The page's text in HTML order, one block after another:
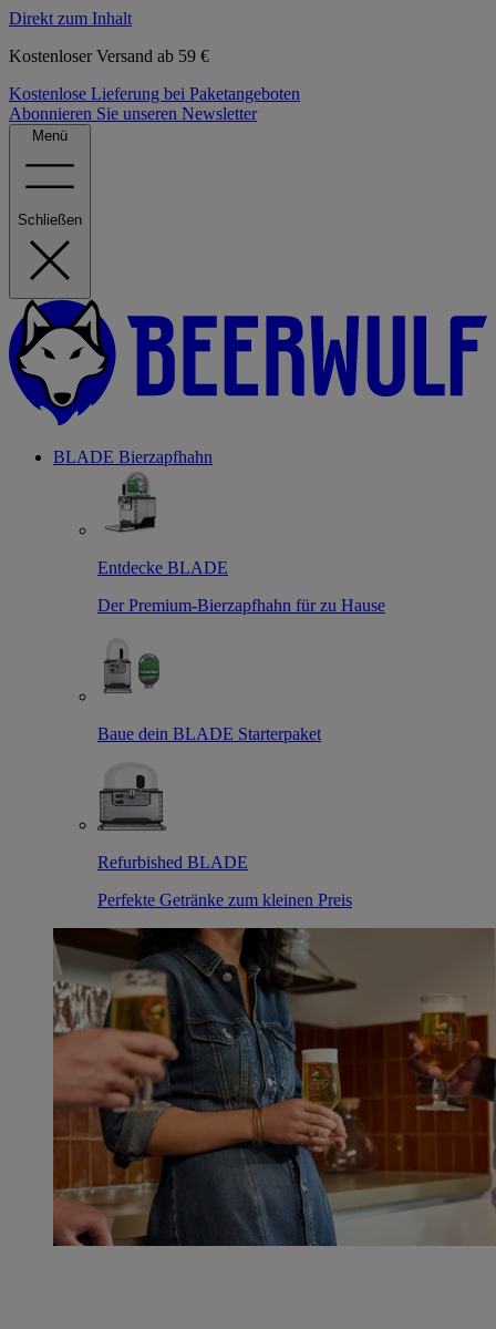
Direkt zum Inhalt
Kostenloser Versand ab 59 €
Kostenlose Lieferung bei Paketangeboten
Abonnieren Sie unseren Newsletter
Menü
Schließen
BLADE Bierzapfhahn
Entdecke BLADE
Der Premium-Bierzapfhahn für zu Hause
Baue dein BLADE Starterpaket
Refurbished BLADE
Perfekte Getränke zum kleinen Preis